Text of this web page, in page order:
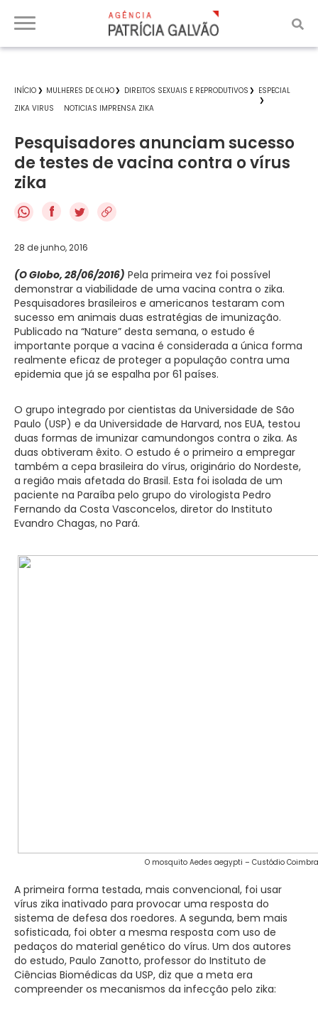
INÍCIO MULHERES DE OLHO DIREITOS SEXUAIS E REPRODUTIVOS
ESPECIAL
ZIKA VIRUS
NOTICIAS IMPRENSA ZIKA
Pesquisadores anunciam sucesso
de testes de vacina contra o vírus
zika
f
28 de junho, 2016
(O Globo, 28/06/2016) Pela primeira vez foi possível
demonstrar a viabilidade de uma vacina contra o zika.
Pesquisadores brasileiros e americanos testaram com
sucesso em animais duas estratégias de imunização.
Publicado na “Nature” desta semana, o estudo é
importante porque a vacina é considerada a única forma
realmente eficaz de proteger a população contra uma
epidemia que já se espalha por 61 países.
O grupo integrado por cientistas da Universidade de São
Paulo (USP) e da Universidade de Harvard, nos EUA, testou
duas formas de imunizar camundongos contra o zika. As
duas obtiveram êxito. O estudo é o primeiro a empregar
também a cepa brasileira do vírus, originário do Nordeste,
a região mais afetada do Brasil. Esta foi isolada de um
paciente na Paraíba pelo grupo do virologista Pedro
Fernando da Costa Vasconcelos, diretor do Instituto
Evandro Chagas, no Pará.
O mosquito Aedes aegypti – Custódio
A primeira forma testada, mais convencional, foi usar
vírus zika inativado para provocar uma resposta do
sistema de defesa dos roedores. A segunda, bem mais
sofisticada, foi obter a mesma resposta com uso de
pedaços do material genético do vírus. Um dos autores
do estudo, Paulo Zanotto, professor do Instituto de
Ciências Biomédicas da USP, diz que a meta era
compreender os mecanismos da infecção pelo zika: